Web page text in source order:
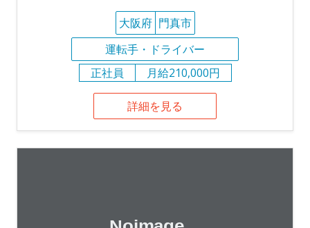
大阪府 門真市
運転手・ドライバー
正社員
月給210,000円
詳細を見る